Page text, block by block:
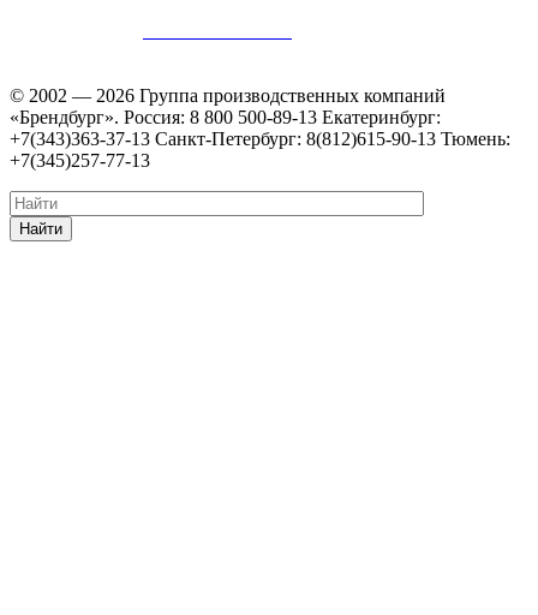
© 2002 — 2026 Группа производственных компаний
«Брендбург». Россия: 8 800 500-89-13 Екатеринбург:
+7(343)363-37-13 Санкт-Петербург: 8(812)615-90-13 Тюмень:
+7(345)257-77-13
Найти